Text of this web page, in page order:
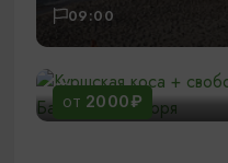
09:00
ОТ 2000₽
Куршская коса +
пляже
12:30